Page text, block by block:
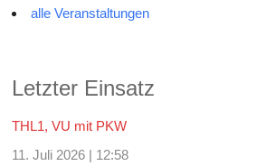
alle Veranstaltungen
Letzter Einsatz
THL1, VU mit PKW
11. Juli 2026 | 12:58